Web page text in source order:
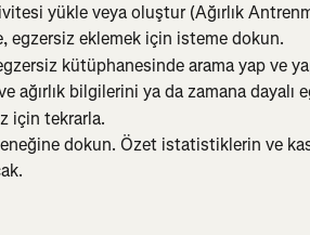
yükle veya oluştur (Ağırlık
egzersiz eklemek için isteme dokun.
kütüphanesinde arama yap ve
ağırlık bilgilerini ya da zamana dayalı
için tekrarla.
dokun. Özet istatistiklerin ve